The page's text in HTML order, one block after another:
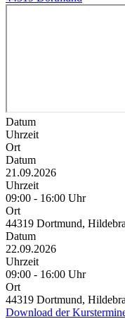
Datum
Uhrzeit
Ort
Datum
21.09.2026
Uhrzeit
09:00 - 16:00 Uhr
Ort
44319 Dortmund,
Datum
22.09.2026
Uhrzeit
09:00 - 16:00 Uhr
Ort
44319 Dortmund,
Download der